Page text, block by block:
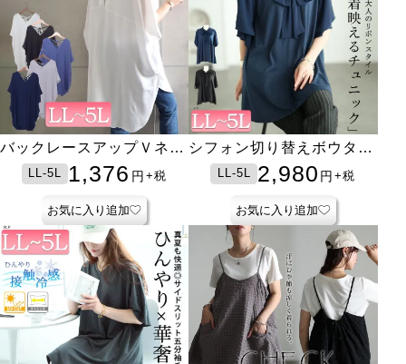
バックレースアップＶネッ
クチュニック
LL-5L 1,376 円 +税
お気に入り追加
シフォン切り替えボウタイ
チュニック
LL-5L 2,980 円 +税
お気に入り追加